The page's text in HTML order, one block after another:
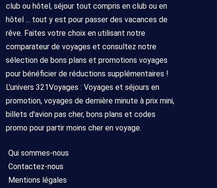
club ou hôtel, séjour tout compris en club ou en
hôtel ... tout y est pour passer des vacances de
rêve. Faites votre choix en utilisant notre
comparateur de voyages et consultez notre
sélection de bons plans et promotions voyages
pour bénéficier de réductions supplémentaires !
L'univers 321Voyages : Voyages et séjours en
promotion, voyages de dernière minute à prix mini,
billets d'avion pas cher, bons plans et codes
promo pour partir moins cher en voyage.
Qui sommes-nous
Contactez-nous
Mentions légales